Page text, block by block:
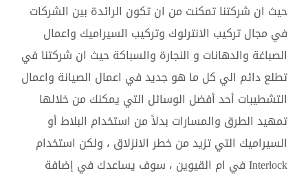
حيث ان شركتنا تمكنت من ان تكون الرائدة بين الشركات
في مجال تركيب الانترلوك وتركيب السيراميك واعمال
الصباغة والدهانات و النجارة والسباكة حيث ان شركتنا في
تطلع دائم الي كل ما هو جديد في اعمال الصيانة واعمال
التشطيبات أحد أفضل الوسائل التي يمكنك من خلالها
تمهيد الطرق والمسارات بدلاً من استخدام البلاط أو
السيراميك التي تزيد من خطر الانزلاق ، ولكن استخدام
Interlock في ام القيوين ، سوف يساعدك في إضافة